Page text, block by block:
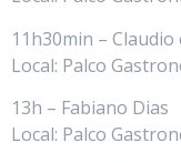
11h30min –
Local: Palco
13h – Fabiano Dias
Local: Palco